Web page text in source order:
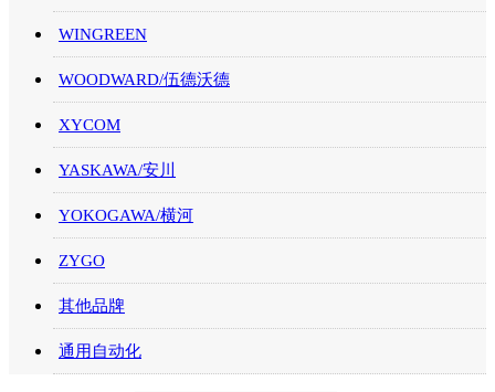
WINGREEN
WOODWARD/伍德沃德
XYCOM
YASKAWA/安川
YOKOGAWA/横河
ZYGO
其他品牌
通用自动化